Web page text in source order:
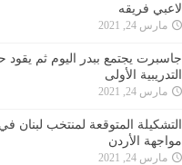
لاعبي فريقه
مارس 24, 2021
جاسبرت يجتمع ببدر اليوم ثم يقود
التدريبية الأولى
مارس 24, 2021
التشكيلة المتوقعة لمنتخب لبنان في
مواجهة الأردن
مارس 24, 2021